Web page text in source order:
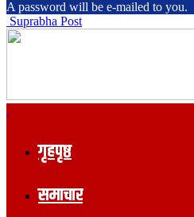
A password will be e-mailed to you.
Suprabha Post
गृहपृष्ठ
समाचार